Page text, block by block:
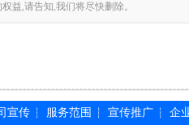
益,请告知,我们将尽快删除。
宣传 ┆ 服务范围 ┆ 宣传推广 ┆ 企